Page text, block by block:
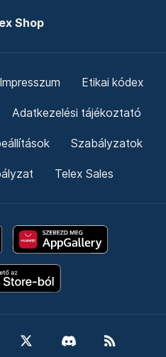
Shop
Impresszum Etikai kódex
Adatkezelési tájékoztató
Szabályzatok
Telex Sales